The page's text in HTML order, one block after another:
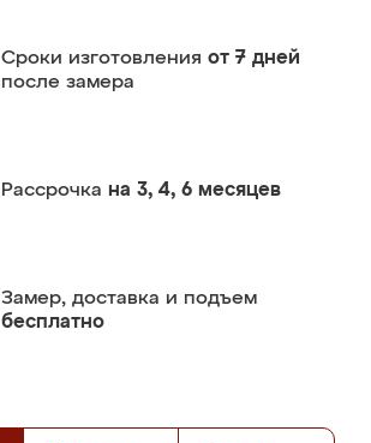
Сроки изготовления от 7 дней
после замера
Рассрочка на 3, 4, 6 месяцев
Замер, доставка и подъем
бесплатно